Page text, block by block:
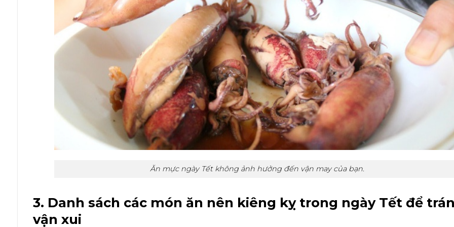
Ăn mực ngày Tết không ảnh hưởng đến vận may của bạn.
3. Danh sách các món ăn nên kiêng kỵ trong ngày Tết để
vận xui